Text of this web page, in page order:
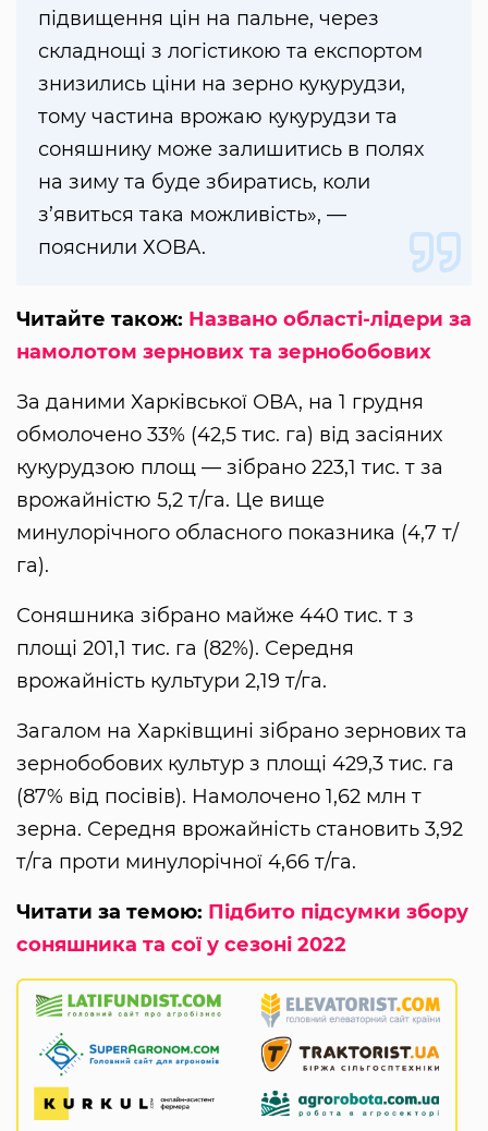
підвищення цін на пальне, через
складнощі з логістикою та експортом
знизились ціни на зерно кукурудзи,
тому частина врожаю кукурудзи та
соняшнику може залишитись в полях
на зиму та буде збиратись, коли
з’явиться така можливість», —
пояснили ХОВА.
Читайте також: Названо області-лідери за
намолотом зернових та зернобобових
За даними Харківської ОВА, на 1 грудня
обмолочено 33% (42,5 тис. га) від засіяних
кукурудзою площ — зібрано 223,1 тис. т за
врожайністю 5,2 т/га. Це вище
минулорічного обласного показника (4,7 т/
га).
Соняшника зібрано майже 440 тис. т з
площі 201,1 тис. га (82%). Середня
врожайність культури 2,19 т/га.
Загалом на Харківщині зібрано зернових та
зернобобових культур з площі 429,3 тис. га
(87% від посівів). Намолочено 1,62 млн т
зерна. Середня врожайність становить 3,92
т/га проти минулорічної 4,66 т/га.
Читати за темою: Підбито підсумки збору
соняшника та сої у сезоні 2022